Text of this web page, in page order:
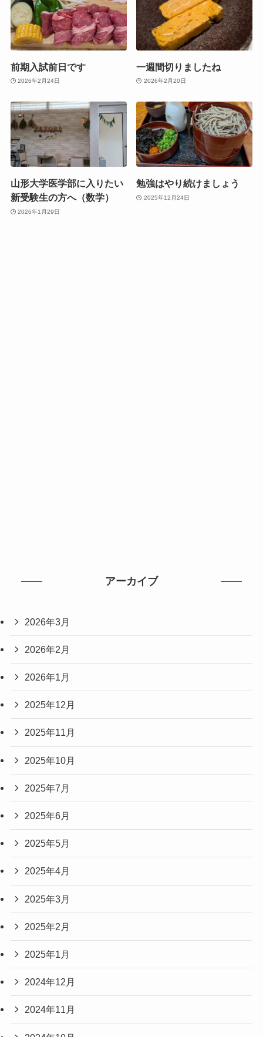
前期入試前日です
2026年2月24日
一週間切りましたね
2026年2月20日
山形大学医学部に入りたい
新受験生の方へ（数学）
2026年1月29日
勉強はやり続けましょう
2025年12月24日
アーカイブ
2026年3月
2026年2月
2026年1月
2025年12月
2025年11月
2025年10月
2025年7月
2025年6月
2025年5月
2025年4月
2025年3月
2025年2月
2025年1月
2024年12月
2024年11月